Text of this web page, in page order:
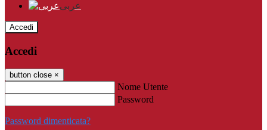
عربى
Accedi
Accedi
button close ×
Nome Utente
Password
Password dimenticata?